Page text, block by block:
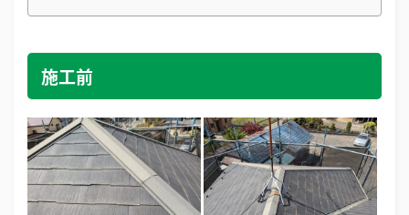
施工前